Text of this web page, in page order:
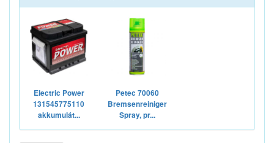
Electric Power
131545775110
akkumulát...
Petec 70060
Bremsenreiniger
Spray, pr...